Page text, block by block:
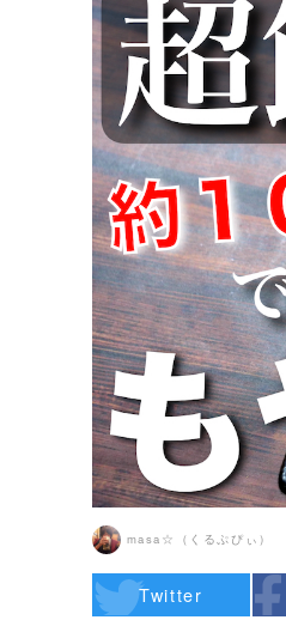
masa☆（くるぷぴぃ）
Twitter